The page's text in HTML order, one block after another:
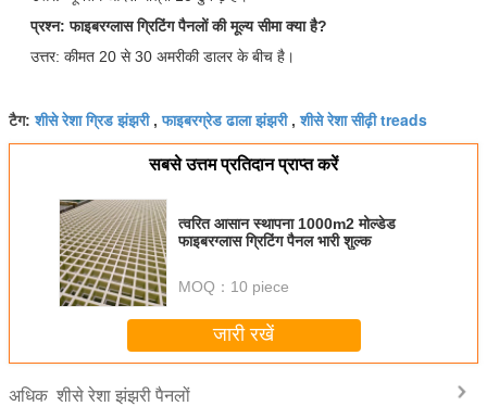
प्रश्न: फाइबरग्लास ग्रिटिंग पैनलों की मूल्य सीमा क्या है?
उत्तर: कीमत 20 से 30 अमरीकी डालर के बीच है।
टैग:शीसे रेशा ग्रिड झंझरी,फाइबरग्रेड ढाला झंझरी,शीसे रेशा सीढ़ी treads
सबसे उत्तम प्रतिदान प्राप्त करें
त्वरित आसान स्थापना 1000m2 मोल्डेड
फाइबरग्लास ग्रिटिंग पैनल भारी शुल्क
MOQ： 10 piece
जारी रखें
अधिक शीसे रेशा झंझरी पैनलों